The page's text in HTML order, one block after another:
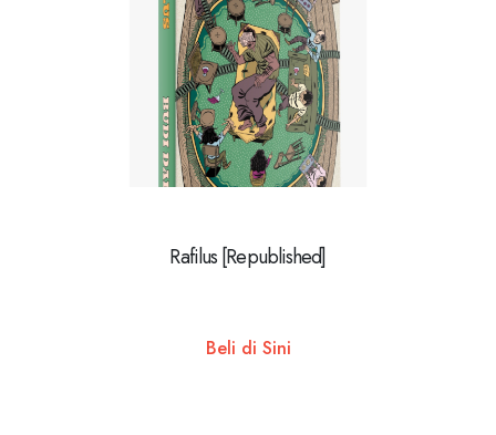
Rafilus [Republished]
Beli di Sini